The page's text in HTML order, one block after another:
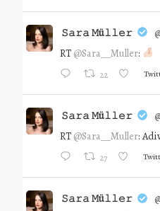
𝚂𝚊𝚛𝚊 𝙼ü𝚕𝚕𝚎𝚛
RT @Sara__Muller:
22
𝚂𝚊𝚛𝚊 𝙼ü𝚕𝚕𝚎𝚛
RT @Sara__Muller:
27
𝚂𝚊𝚛𝚊 𝙼ü𝚕𝚕𝚎𝚛